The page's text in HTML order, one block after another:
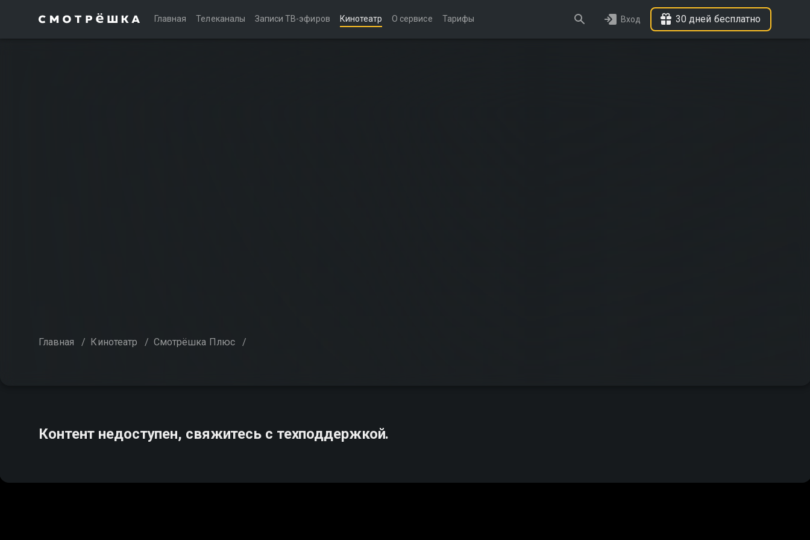
Главная Телеканалы Записи ТВ-эфиров Кинотеатр О сервисе Тарифы Вход 30 дней бесплатно
Главная / Кинотеатр / Смотрёшка Плюс /
Контент недоступен, свяжитесь с техподдержкой.